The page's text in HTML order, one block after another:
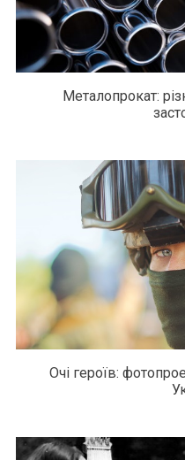
Металопрокат:
Очі героїв: